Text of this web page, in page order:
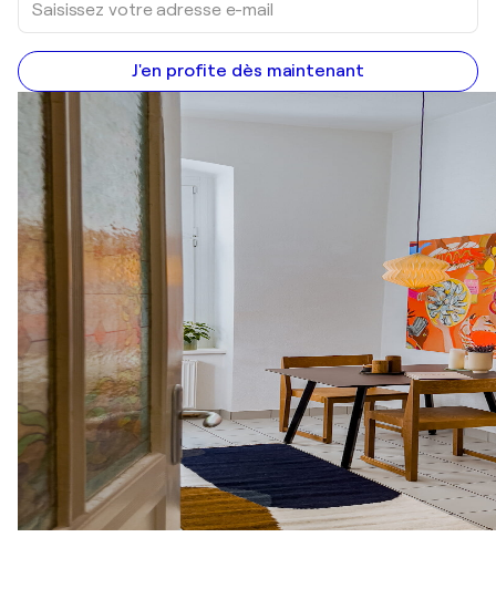
J'en profite dès maintenant